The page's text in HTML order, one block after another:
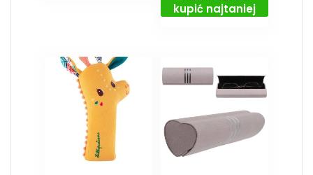
kupić najtaniej